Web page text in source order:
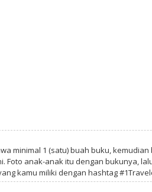
minimal 1 (satu) buah buku,
Foto anak-anak itu dengan bukunya,
kamu miliki dengan hashtag